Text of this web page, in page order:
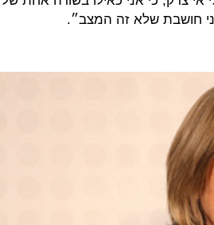
חושבת שלא זה המצב״.